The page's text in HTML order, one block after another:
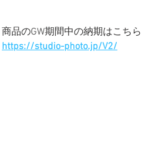
商品のGW期間中の納期はこちら
https://studio-photo.jp/V2/